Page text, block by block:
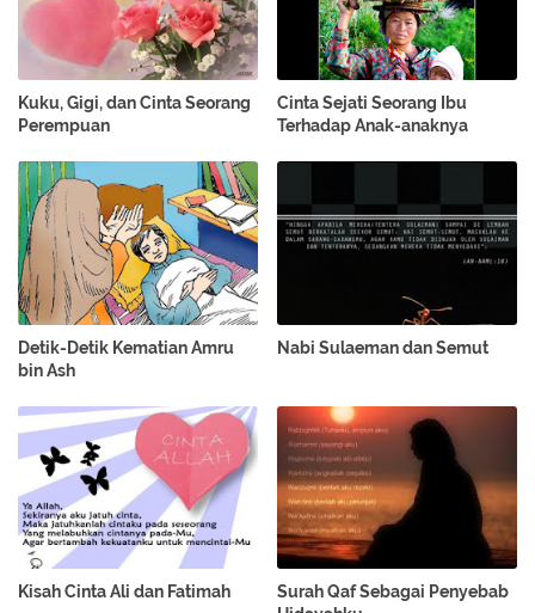
Kuku, Gigi, dan Cinta Seorang
Perempuan
Cinta Sejati Seorang Ibu
Terhadap Anak-anaknya
Detik-Detik Kematian Amru
bin Ash
Nabi Sulaeman dan Semut
Kisah Cinta Ali dan Fatimah
Surah Qaf Sebagai Penyebab